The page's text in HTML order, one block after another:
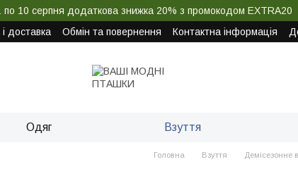
по 10 серпня додаткова знижка 20% з промокодом EXTRA20
доставка Обмін та повернення Контактна інформація
Одяг Взуття
Головна Взуття Демісезонне